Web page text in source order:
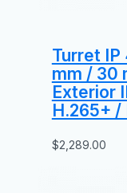
Turret
mm / 30
Exterior
H.265+ /
$2,289.00